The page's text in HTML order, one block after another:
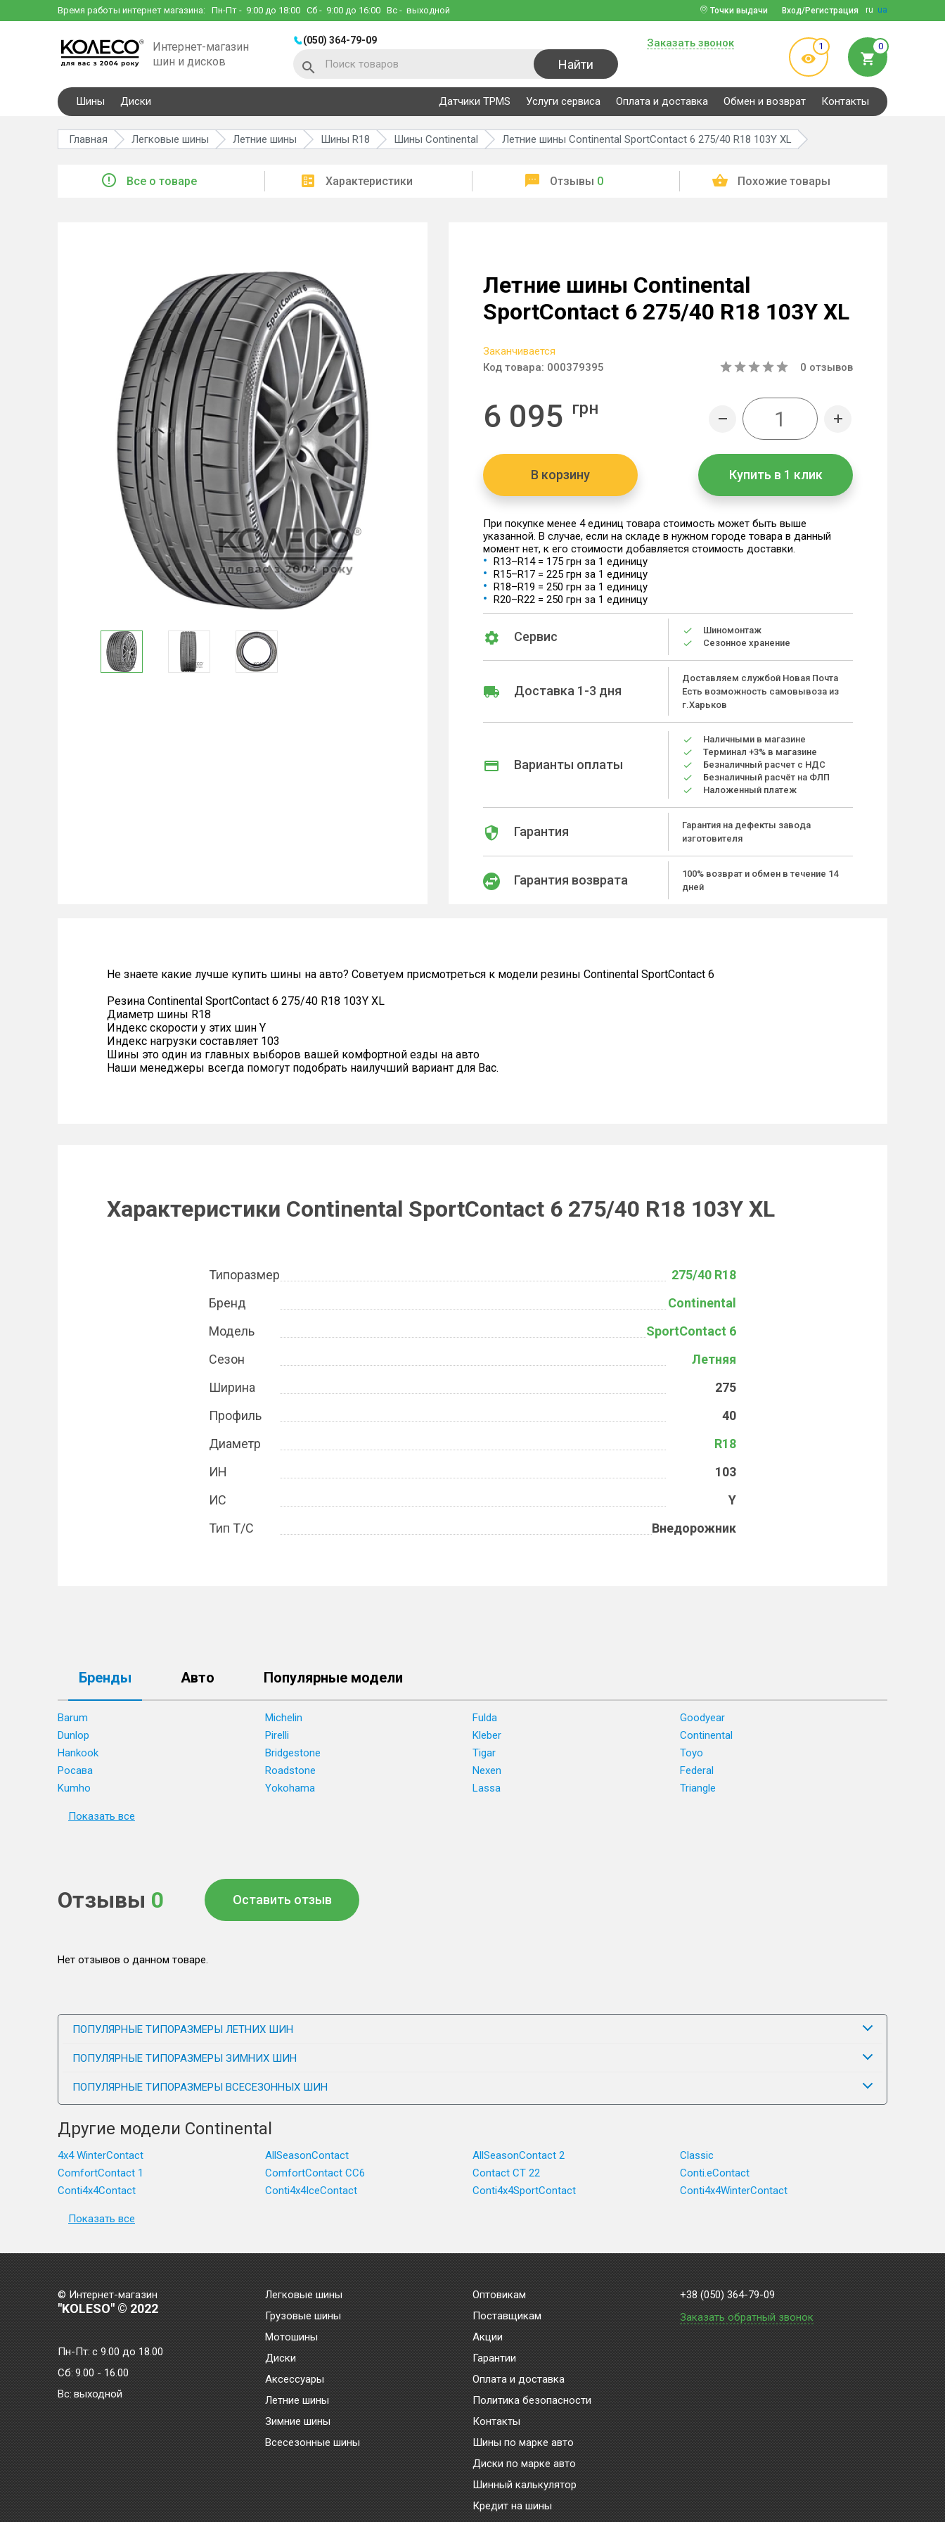
Время работы интернет магазина: Пн-Пт - 9:00 до 18:00 Сб - 9:00 до 16:00 Вс - выходной ru ua
Вход/Регистрация
Точки выдачи
Интернет-магазин
шин и дисков
(050) 364-79-09
Найти
Заказать звонок 1 0
Шины Диски Датчики TPMS Услуги сервиса Оплата и доставка Обмен и возврат Контакты
Главная Легковые шины Летние шины Шины R18 Шины Continental Летние шины Continental SportContact 6 275/40 R18 103Y XL
Все о товаре Характеристики Отзывы 0 Похожие товары
Летние шины Continental
SportContact 6 275/40 R18 103Y XL
Заканчивается
Код товара: 000379395 0 отзывов
6 095 грн
В корзину Купить в 1 клик
При покупке менее 4 единиц товара стоимость может быть выше
указанной. В случае, если на складе в нужном городе товара в данный
момент нет, к его стоимости добавляется стоимость доставки.
R13–R14 = 175 грн за 1 единицу
R15–R17 = 225 грн за 1 единицу
R18–R19 = 250 грн за 1 единицу
R20–R22 = 250 грн за 1 единицу
Сервис
Шиномонтаж
Сезонное хранение
Доставка 1-3 дня
Доставляем службой Новая Почта
Есть возможность самовывоза из
г.Харьков
Варианты оплаты
Наличными в магазине
Терминал +3% в магазине
Безналичный расчет с НДС
Безналичный расчёт на ФЛП
Наложенный платеж
Гарантия
Гарантия на дефекты завода
изготовителя
Гарантия возврата
100% возврат и обмен в течение 14
дней
Не знаете какие лучше купить шины на авто? Советуем присмотреться к модели резины Continental SportContact 6
Резина Continental SportContact 6 275/40 R18 103Y XL
Диаметр шины R18
Индекс скорости у этих шин Y
Индекс нагрузки составляет 103
Шины это один из главных выборов вашей комфортной езды на авто
Наши менеджеры всегда помогут подобрать наилучший вариант для Вас.
Характеристики Continental SportContact 6 275/40 R18 103Y XL
Типоразмер
275/40 R18
Бренд
Continental
Модель
SportContact 6
Сезон
Летняя
Ширина
275
Профиль
40
Диаметр
R18
ИН
103
ИС
Y
Тип Т/С
Внедорожник
Бренды Авто Популярные модели
Barum Michelin Fulda
Goodyear
Dunlop
Pirelli Kleber
Continental
Hankook
Bridgestone Tigar
Toyo
Росава
Roadstone Nexen
Federal
Kumho
Yokohama Lassa Triangle
Показать все
Отзывы 0 Оставить отзыв
Нет отзывов о данном товаре.
ПОПУЛЯРНЫЕ ТИПОРАЗМЕРЫ ЛЕТНИХ ШИН
ПОПУЛЯРНЫЕ ТИПОРАЗМЕРЫ ЗИМНИХ ШИН
ПОПУЛЯРНЫЕ ТИПОРАЗМЕРЫ ВСЕСЕЗОННЫХ ШИН
Другие модели Continental
4x4 WinterContact AllSeasonContact AllSeasonContact 2
Classic
ComfortContact 1
ComfortContact CC6 Contact CT 22
Conti.eContact
Conti4x4Contact
Conti4x4IceContact Conti4x4SportContact Conti4x4WinterContact
Показать все
© Интернет-магазин
"KOLESO" © 2022
Пн-Пт:с 9.00 до 18.00
Сб: 9.00 - 16.00
Bc: выходной
Легковые шины
Грузовые шины
Мотошины
Диски
Аксессуары
Летние шины
Зимние шины
Всесезонные шины
Оптовикам
Поставщикам
Акции
Гарантии
Оплата и доставка
Политика безопасности
Контакты
Шины по марке авто
Диски по марке авто
Шинный калькулятор
Кредит на шины
+38 (050) 364-79-09
Заказать обратный звонок